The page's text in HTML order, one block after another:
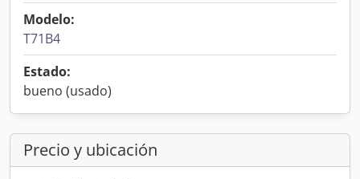
Modelo:
T71B4
Estado:
bueno (usado)
Precio y ubicación